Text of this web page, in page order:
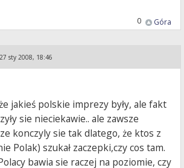
Góra
0
27 sty 2008, 18:46
jakieś polskie imprezy były, ale fakt
sie nieciekawie.. ale zawsze
konczyly sie tak dlatego, że ktos z
Polak) szukał zaczepki,czy cos tam.
bawia sie raczej na poziomie, czy